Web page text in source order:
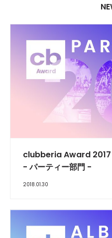
clubberia Award 2017
- パーティー部門 -
2018.01.30